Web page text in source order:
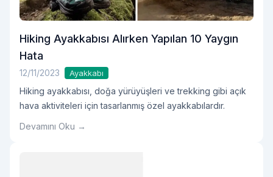
Hiking Ayakkabısı Alırken Yapılan 10 Yaygın
Hata
12/11/2023 Ayakkabı
Hiking ayakkabısı, doğa yürüyüşleri ve trekking gibi açık
hava aktiviteleri için tasarlanmış özel ayakkabılardır.
Devamını Oku →